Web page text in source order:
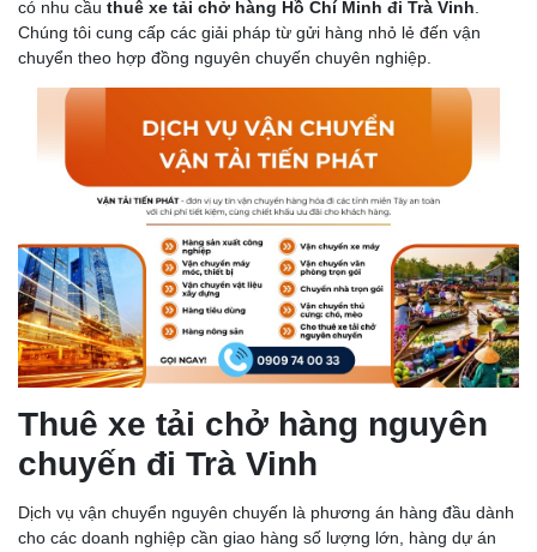
có nhu cầu thuê xe tải chở hàng Hồ Chí Minh đi Trà Vinh
Chúng tôi cung cấp các giải pháp từ gửi hàng nhỏ lẻ đến vận
chuyển theo hợp đồng nguyên chuyến chuyên nghiệp.
Thuê xe tải chở hàng nguyên
chuyến đi Trà Vinh
Dịch vụ vận chuyển nguyên chuyến là phương án hàng đầu dành
cho các doanh nghiệp cần giao hàng số lượng lớn, hàng dự án